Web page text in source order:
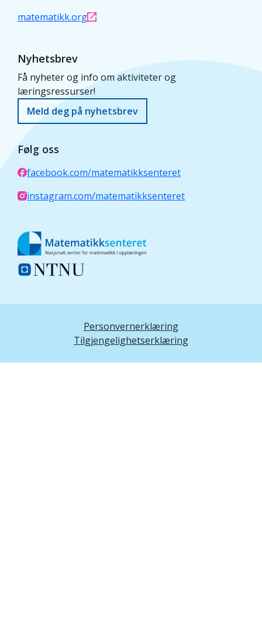
matematikk.org
Nyhetsbrev
Få nyheter og info om aktiviteter og
læringsressurser!
Meld deg på nyhetsbrev
Følg oss
facebook.com/matematikksenteret
instagram.com/matematikksenteret
Personvernerklæring
Tilgjengelighetserklæring